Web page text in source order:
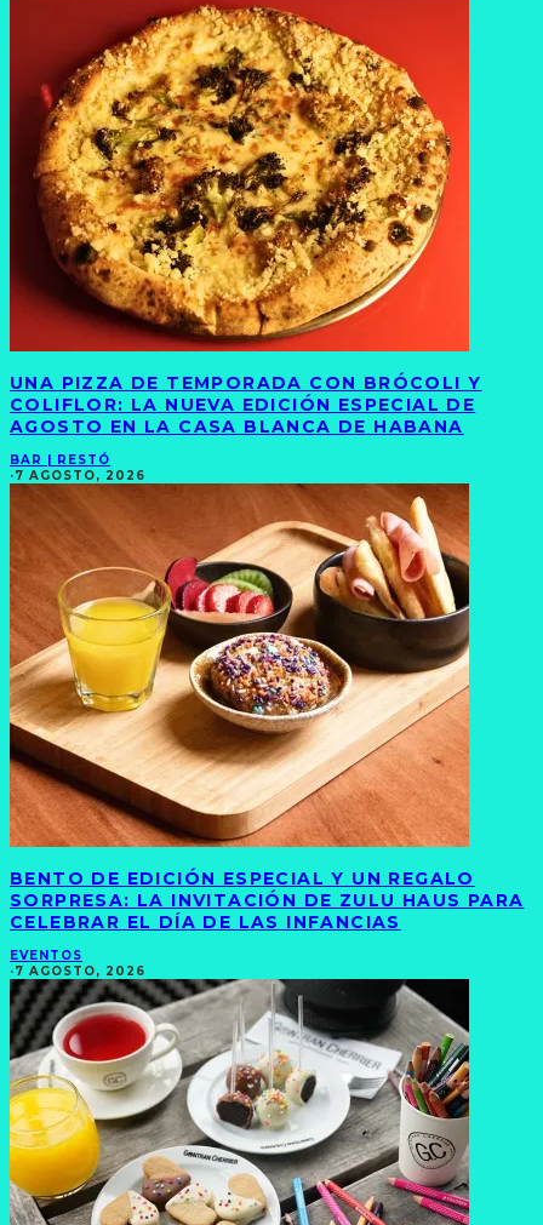
UNA PIZZA DE TEMPORADA CON BRÓCOLI Y
COLIFLOR: LA NUEVA EDICIÓN ESPECIAL DE
AGOSTO EN LA CASA BLANCA DE HABANA
BAR | RESTÓ
·7 AGOSTO, 2026
BENTO DE EDICIÓN ESPECIAL Y UN REGALO
SORPRESA: LA INVITACIÓN DE ZULU HAUS PARA
CELEBRAR EL DÍA DE LAS INFANCIAS
EVENTOS
·7 AGOSTO, 2026